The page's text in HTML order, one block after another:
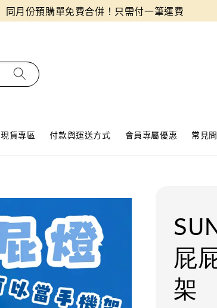
同月份預購單免費合併！只需付一筆運費
現貨專區 付款與運送方式 會員專屬優惠 常見
屁
架